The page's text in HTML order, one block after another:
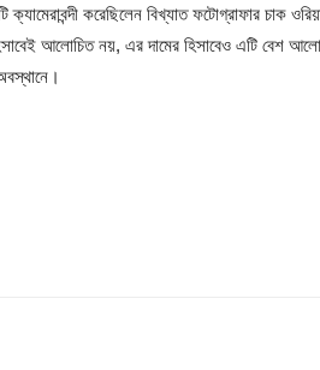
করেছিলেন বিখ্যাত ফটোগ্রাফার চাক
আলোচিত নয়, এর দামের হিসাবেও এটি বেশ